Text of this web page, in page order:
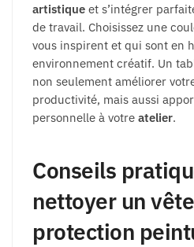
artistique et s’intégrer
de travail. Choisissez une
vous inspirent et qui sont en
environnement créatif. Un
non seulement améliorer
productivité, mais aussi
personnelle à votre atelier.
Conseils
nettoyer un
protection